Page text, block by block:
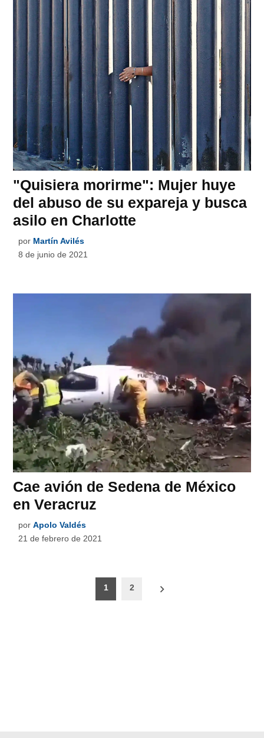
"Quisiera morirme": Mujer huye
del abuso de su expareja y busca
asilo en Charlotte
por Martín Avilés
8 de junio de 2021
Cae avión de Sedena de México
en Veracruz
por Apolo Valdés
21 de febrero de 2021
1 2